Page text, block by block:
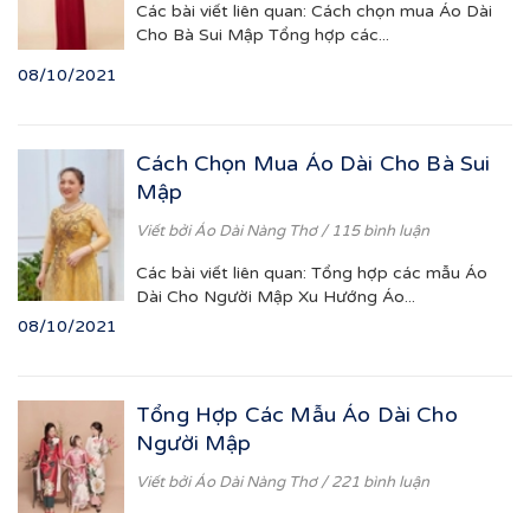
08/10/2021
Các bài viết liên quan: Cách chọn mua Áo Dài
Cho Bà Sui Mập Tổng hợp các...
08/10/2021
Cách Chọn Mua Áo Dài Cho Bà Sui
Mập
Viết bởiÁo Dài Nàng Thơ/ 115 bình luận
Các bài viết liên quan: Tổng hợp các mẫu Áo
Dài Cho Người Mập Xu Hướng Áo...
Tổng Hợp Các Mẫu Áo Dài Cho
Người Mập
Viết bởiÁo Dài Nàng Thơ/ 221 bình luận